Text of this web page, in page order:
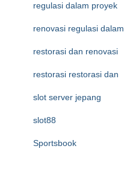
regulasi dalam proyek
renovasi regulasi dalam
restorasi dan renovasi
restorasi restorasi dan
slot server jepang
slot88
Sportsbook